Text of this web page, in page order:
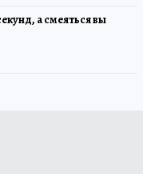
а смеяться вы